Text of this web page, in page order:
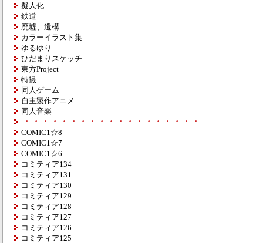
擬人化
鉄道
廃墟、遺構
カラーイラスト集
ゆるゆり
ひだまりスケッチ
東方Project
特撮
同人ゲーム
自主製作アニメ
同人音楽
・・・・・・・・・・・・・・・・・・・
COMIC1☆8
COMIC1☆7
COMIC1☆6
コミティア134
コミティア131
コミティア130
コミティア129
コミティア128
コミティア127
コミティア126
コミティア125